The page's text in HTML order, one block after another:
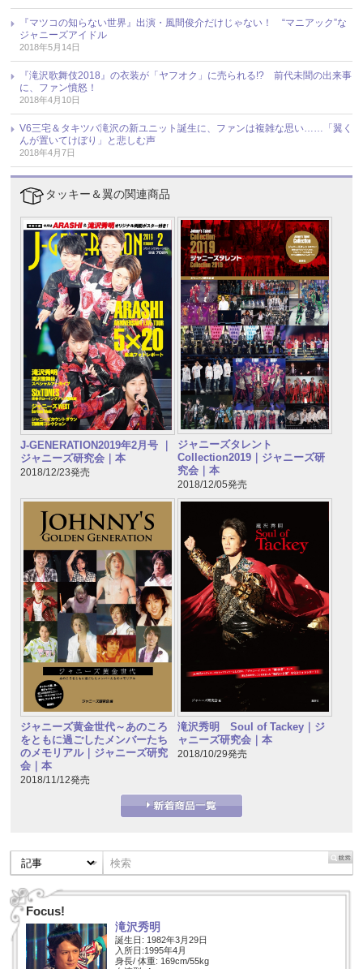
『マツコの知らない世界』出演・風間俊介だけじゃない！ “マニアック”な
ジャニーズアイドル
2018年5月14日
『滝沢歌舞伎2018』の衣装が「ヤフオク」に売られる!? 前代未聞の出来事
に、ファン憤怒！
2018年4月10日
V6三宅＆タキツバ滝沢の新ユニット誕生に、ファンは複雑な思い……「翼く
んが置いてけぼり」と悲しむ声
2018年4月7日
タッキー＆翼の関連商品
J-GENERATION2019年2月号 ｜
ジャニーズ研究会｜本
2018/12/23発売
ジャニーズタレント
Collection2019｜ジャニーズ研
究会｜本
2018/12/05発売
ジャニーズ黄金世代～あのころ
をともに過ごしたメンバーたち
のメモリアル｜ジャニーズ研究
会｜本
2018/11/12発売
滝沢秀明 Soul of Tackey｜ジ
ャニーズ研究会｜本
2018/10/29発売
Focus!
滝沢秀明
誕生日: 1982年3月29日
入所日:1995年4月
身長/ 体重: 169cm/55kg